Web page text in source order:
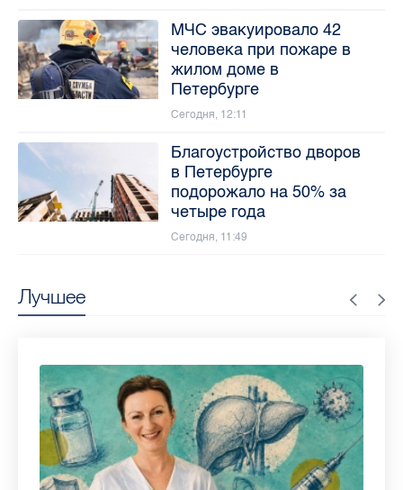
Лучшее
МЧС эвакуировало 42
человека при пожаре в
жилом доме в
Петербурге
Сегодня, 12:11
Благоустройство дворов
в Петербурге
подорожало на 50% за
четыре года
Сегодня, 11:49